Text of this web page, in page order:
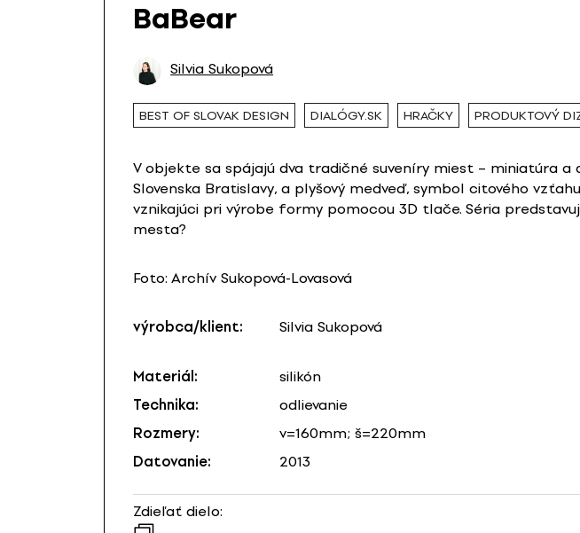
BaBear
Silvia Sukopová
BEST OF SLOVAK DESIGN DIALÓGY.SK HRAČKY PRODUKTOVÝ
V objekte sa spájajú dva tradičné suveníry miest – miniatúra
Slovenska Bratislavy, a plyšový medveď, symbol citového
vznikajúci pri výrobe formy pomocou 3D tlače. Séria
mesta?
Foto: Archív Sukopová-Lovasová
výrobca/klient: Silvia Sukopová
Materiál:
silikón
Technika:
odlievanie
Rozmery:
v=160mm; š=220mm
Datovanie:
2013
Zdieľať dielo: